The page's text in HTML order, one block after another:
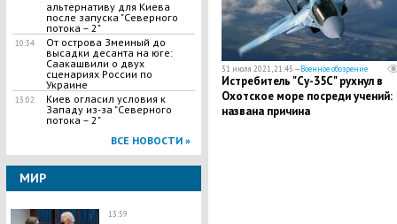
альтернативу для Киева
после запуска "Северного
потока – 2"
10:34
​От острова Змеиный до
высадки десанта на юге:
Саакашвили о двух
сценариях России по
Украине
13:02
Киев огласил условия к
Западу из-за "Северного
потока – 2"
ВСЕ НОВОСТИ »
МИР
13:59
31 июля 2021, 21:45 —Военное обозрение
Истребитель "Су-35С" рухнул в
Охотское море посреди учений:
названа причина